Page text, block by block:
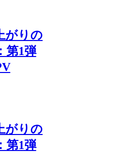
がりの
第1弾
がりの
第1弾